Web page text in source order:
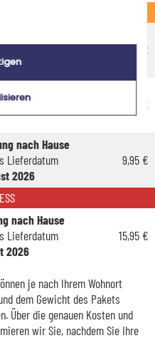
2026
5,50 €
Lieferdatum
2026
5,95 €
nach Hause
Lieferdatum
2026
9,95 €
nach Hause
Lieferdatum
2026
15,95 €
je nach Ihrem Wohnort
dem Gewicht des Pakets
Über die genauen Kosten und
wir Sie, nachdem Sie Ihre